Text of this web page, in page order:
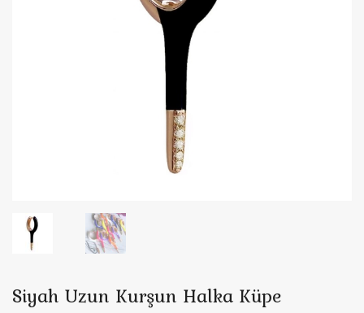
Siyah Uzun Kurşun Halka Küpe